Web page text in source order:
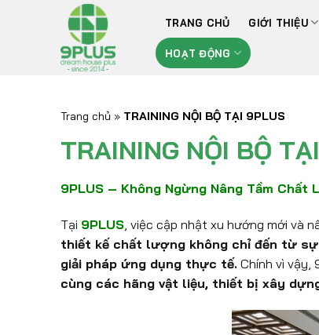
TRANG CHỦ GIỚI THIỆU
HOẠT ĐỘNG
Trang chủ » TRAINING NỘI BỘ TẠI 9PLUS
TRAINING NỘI BỘ
9PLUS – Không Ngừng Nâng Tầm
Tại 9PLUS , việc cập nhật xu hướng mới và
thiết kế chất lượng không chỉ đến từ sự
giải pháp ứng dụng thực tế. Chính vì vậy,
cùng các hãng vật liệu, thiết bị xây